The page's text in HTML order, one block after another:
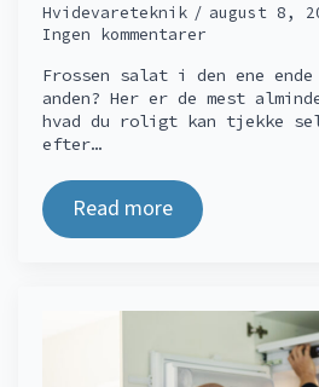
Hvidevareteknik
august 8,
Ingen kommentarer
Frossen salat i den ene
anden? Her er de mest
hvad du roligt kan tjekke
efter…
Read more